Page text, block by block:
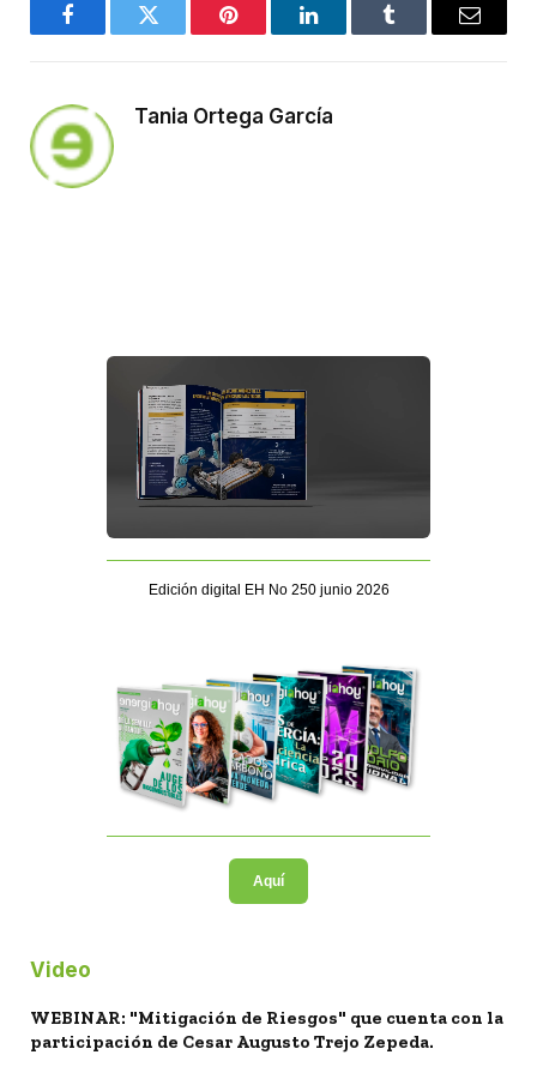
FacebookTwitter Pinterest LinkedInTumblr Email
Tania Ortega García
Edición digital EH No 250 junio 2026
Aquí
Video
WEBINAR: "Mitigación de Riesgos" que cuenta con la
participación de Cesar Augusto Trejo Zepeda.